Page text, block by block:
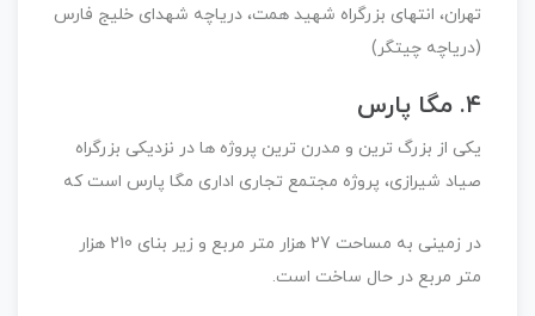
تهران، انتهای بزرگراه شهید همت، دریاچه شهدای خلیج فارس
(دریاچه چیتگر)
۴. مگا پارس
یکی از بزرگ ترین و مدرن ترین پروژه ها در نزدیکی بزرگراه
صیاد شیرازی، پروژه مجتمع تجاری اداری مگا پارس است که
در زمینی به مساحت 27 هزار متر مربع و زیر بنای 210 هزار
متر مربع در حال ساخت است.